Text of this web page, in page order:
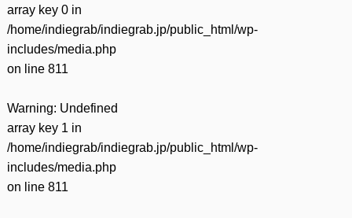
array key 0 in
/home/indiegrab/indiegrab.jp/public_html/wp-
includes/media.php
on line 811
Warning: Undefined
array key 1 in
/home/indiegrab/indiegrab.jp/public_html/wp-
includes/media.php
on line 811